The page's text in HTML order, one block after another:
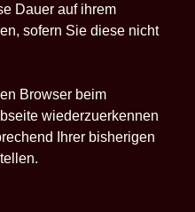
Dauer auf ihrem
sofern Sie diese nicht
Browser beim
wiederzuerkennen
Ihrer bisherigen